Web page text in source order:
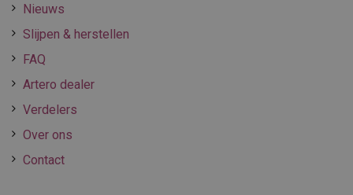
Nieuws
Slijpen & herstellen
FAQ
Artero dealer
Verdelers
Over ons
Contact